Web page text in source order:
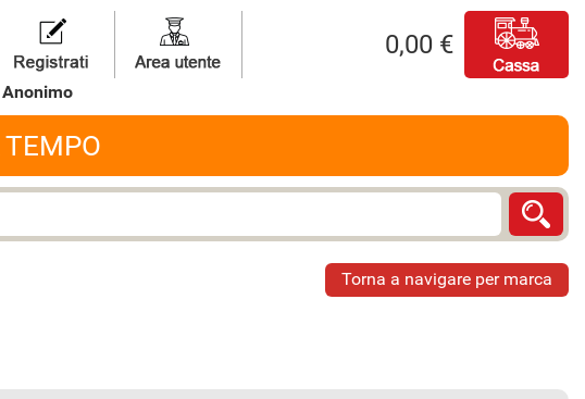
0,00 €
Torna a navigare per marca